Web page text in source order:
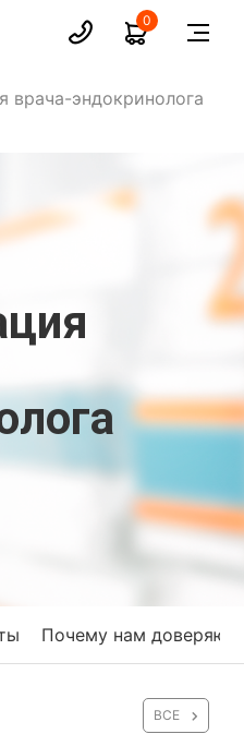
0
врача-эндокринолога
Почему нам доверяют
ВСЕ